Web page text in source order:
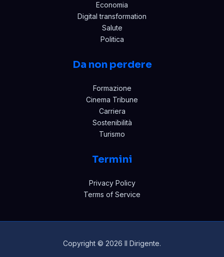
Economia
Digital transformation
Salute
Politica
Da non perdere
Formazione
Cinema Tribune
Carriera
Sostenibilità
Turismo
Termini
Privacy Policy
Terms of Service
Copyright © 2026 Il Dirigente.